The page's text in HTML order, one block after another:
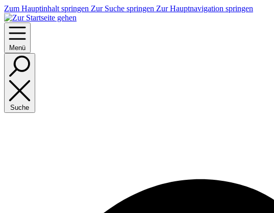
Zum Hauptinhalt springen Zur Suche springen Zur Hauptnavigation springen
Menü
Suche